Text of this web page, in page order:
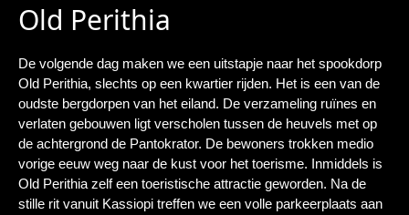
Old Perithia
De volgende dag maken we een uitstapje naar het spookdorp
Old Perithia, slechts op een kwartier rijden. Het is een van de
oudste bergdorpen van het eiland. De verzameling ruïnes en
verlaten gebouwen ligt verscholen tussen de heuvels met op
de achtergrond de Pantokrator. De bewoners trokken medio
vorige eeuw weg naar de kust voor het toerisme. Inmiddels is
Old Perithia zelf een toeristische attractie geworden. Na de
stille rit vanuit Kassiopi treffen we een volle parkeerplaats aan